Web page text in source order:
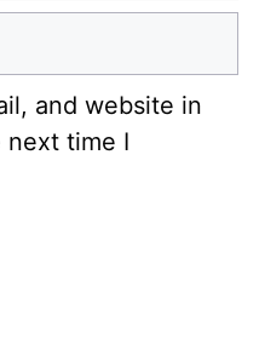
and website in
time I